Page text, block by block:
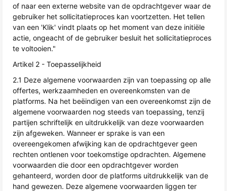
of naar een externe website van de opdrachtgever waar de
gebruiker het sollicitatieproces kan voortzetten. Het tellen
van een 'Klik' vindt plaats op het moment van deze initiële
actie, ongeacht of de gebruiker besluit het sollicitatieproces
te voltooien."
Artikel 2 - Toepasselijkheid
2.1 Deze algemene voorwaarden zijn van toepassing op alle
offertes, werkzaamheden en overeenkomsten van de
platforms. Na het beëindigen van een overeenkomst zijn de
algemene voorwaarden nog steeds van toepassing, tenzij
partijen schriftelijk en uitdrukkelijk van deze voorwaarden
zijn afgeweken. Wanneer er sprake is van een
overeengekomen afwijking kan de opdrachtgever geen
rechten ontlenen voor toekomstige opdrachten. Algemene
voorwaarden die door een opdrachtgever worden
gehanteerd, worden door de platforms uitdrukkelijk van de
hand gewezen. Deze algemene voorwaarden liggen ter